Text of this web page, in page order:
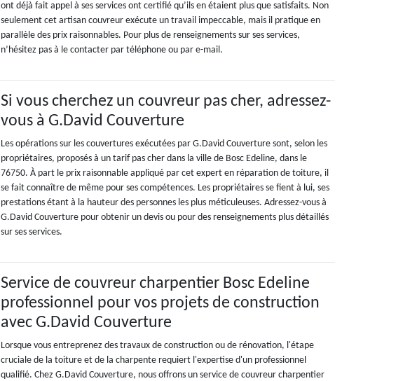
ont déjà fait appel à ses services ont certifié qu’ils en étaient plus que satisfaits. Non
seulement cet artisan couvreur exécute un travail impeccable, mais il pratique en
parallèle des prix raisonnables. Pour plus de renseignements sur ses services,
n’hésitez pas à le contacter par téléphone ou par e-mail.
Si vous cherchez un couvreur pas cher, adressez-
vous à G.David Couverture
Les opérations sur les couvertures exécutées par G.David Couverture sont, selon les
propriétaires, proposés à un tarif pas cher dans la ville de Bosc Edeline, dans le
76750. À part le prix raisonnable appliqué par cet expert en réparation de toiture, il
se fait connaître de même pour ses compétences. Les propriétaires se fient à lui, ses
prestations étant à la hauteur des personnes les plus méticuleuses. Adressez-vous à
G.David Couverture pour obtenir un devis ou pour des renseignements plus détaillés
sur ses services.
Service de couvreur charpentier Bosc Edeline
professionnel pour vos projets de construction
avec G.David Couverture
Lorsque vous entreprenez des travaux de construction ou de rénovation, l'étape
cruciale de la toiture et de la charpente requiert l'expertise d'un professionnel
qualifié. Chez G.David Couverture, nous offrons un service de couvreur charpentier